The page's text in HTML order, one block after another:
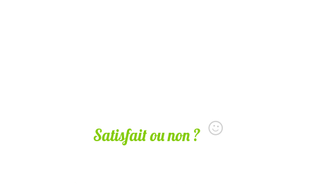
Satisfait ou non ?